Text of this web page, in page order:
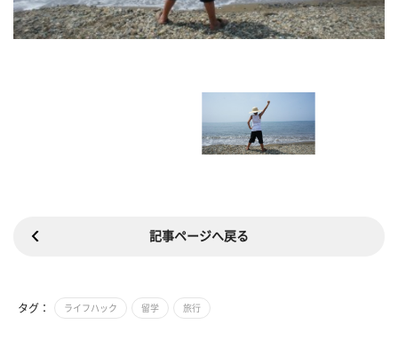
記事ページへ戻る
タグ： ライフハック 留学 旅行